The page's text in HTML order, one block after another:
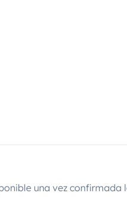
una vez confirmada